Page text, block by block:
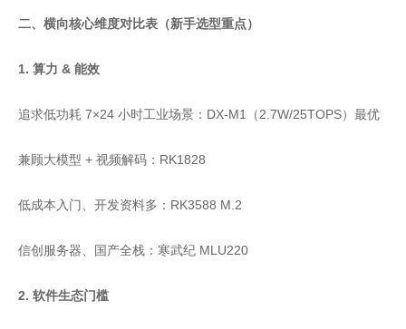
二、横向核心维度对比表（新手选型重点）
1. 算力 & 能效
追求低功耗 7×24 小时工业场景：DX-M1（2.7W/25TOPS）最优
兼顾大模型 + 视频解码：RK1828
低成本入门、开发资料多：RK3588 M.2
信创服务器、国产全栈：寒武纪 MLU220
2. 软件生态门槛